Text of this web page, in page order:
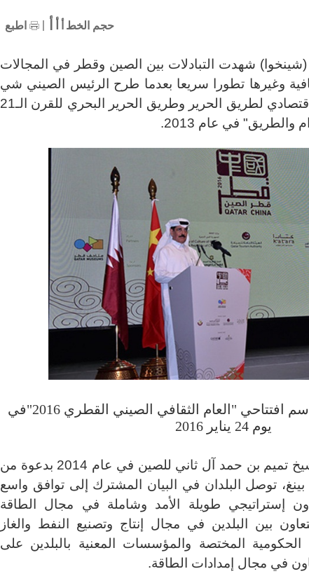
اطبع حجم الخط
الدوحة 16 ديسمبر 2016 (شينخوا) شهدت التبادلات بين الصين وقطر في المجالات
وغيرها تطورا سريعا بعدما طرح الرئيس الصيني شي
جين بينغ مبادرة الحزام الاقتصادي لطريق الحرير وطريق الحرير البحري للقرن الـ21
والطريق" في عام 2013.
الصورة الأرشيفية : مراسم افتتاحي "العام الثقافي الصيني القطري 2016"في
يوم 24 يناير 2016
وخلال زيارة أمير قطر الشيخ تميم بن حمد آل ثاني للصين في عام 2014 بدعوة من
توصل البلدان في البيان المشترك إلى توافق واسع
إستراتيجي طويلة الأمد وشاملة في مجال الطاقة
بين البلدين في مجال إنتاج وتصنيع النفط والغاز
الحكومية المختصة والمؤسسات المعنية بالبلدين على
في مجال إمدادات الطاقة.